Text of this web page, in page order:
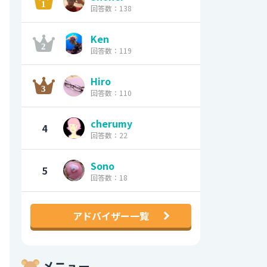
回答数：138
Ken
回答数：119
Hiro
回答数：110
4 cherumy
回答数：22
5 Sono
回答数：18
アドバイザー一覧